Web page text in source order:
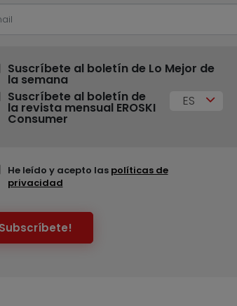
Suscríbete al boletín de Lo Mejor de
la semana
Suscríbete al boletín de
la revista mensual EROSKI
Consumer
ES
He leído y acepto las políticas de
privacidad